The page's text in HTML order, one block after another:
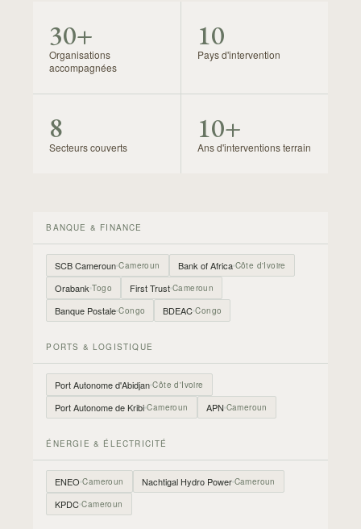
30+
Organisations
accompagnées
10
Pays d'intervention
8
Secteurs couverts
10+
Ans d'interventions terrain
BANQUE & FINANCE
SCB Cameroun Cameroun Bank of Africa Côte d'Ivoire
Orabank Togo First Trust Cameroun
Banque Postale Congo BDEAC Congo
PORTS & LOGISTIQUE
Port Autonome d'Abidjan Côte d'Ivoire
Port Autonome de Kribi Cameroun APN Cameroun
ÉNERGIE & ÉLECTRICITÉ
ENEO Cameroun Nachtigal Hydro Power Cameroun
KPDC Cameroun